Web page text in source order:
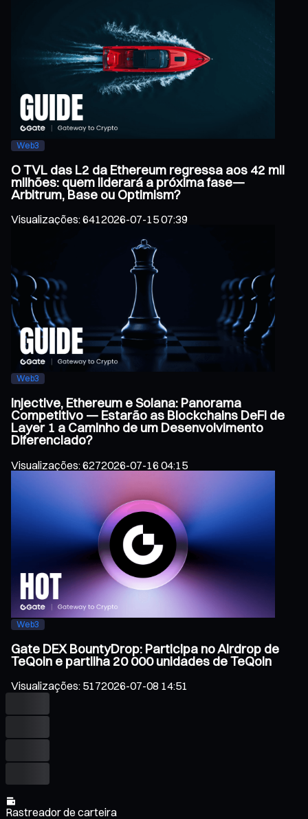
Web3
O TVL das L2 da Ethereum regressa aos 42 mil
milhões: quem liderará a próxima fase—
Arbitrum, Base ou Optimism?
Visualizações:6412026-07-15 07:39
Web3
Injective, Ethereum e Solana: Panorama
Competitivo — Estarão as Blockchains DeFi de
Layer 1 a Caminho de um Desenvolvimento
Diferenciado?
Visualizações:6272026-07-16 04:15
Web3
Gate DEX BountyDrop: Participa no Airdrop de
TeQoin e partilha 20 000 unidades de TeQoin
Visualizações: 5172026-07-08 14:51
Rastreador de carteira